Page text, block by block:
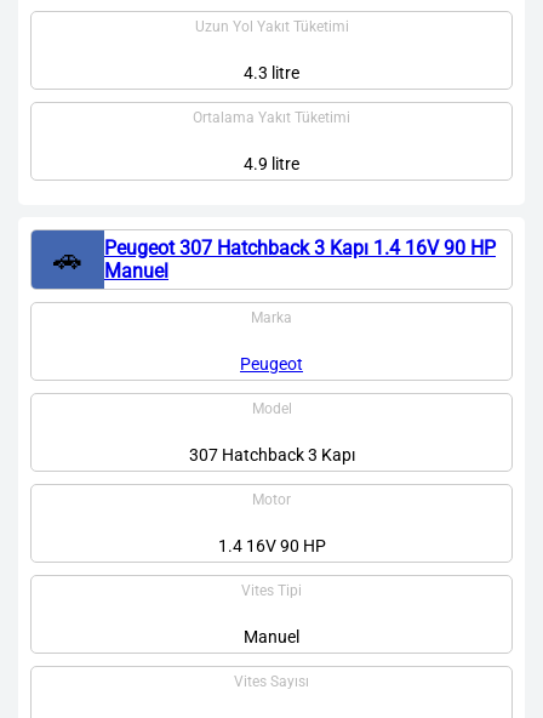
Uzun Yol Yakıt Tüketimi
4.3 litre
Ortalama Yakıt Tüketimi
4.9 litre
🚗
Peugeot 307 Hatchback 3 Kapı 1.4 16V 90 HP
Manuel
Marka
Peugeot
Model
307 Hatchback 3 Kapı
Motor
1.4 16V 90 HP
Vites Tipi
Manuel
Vites Sayısı